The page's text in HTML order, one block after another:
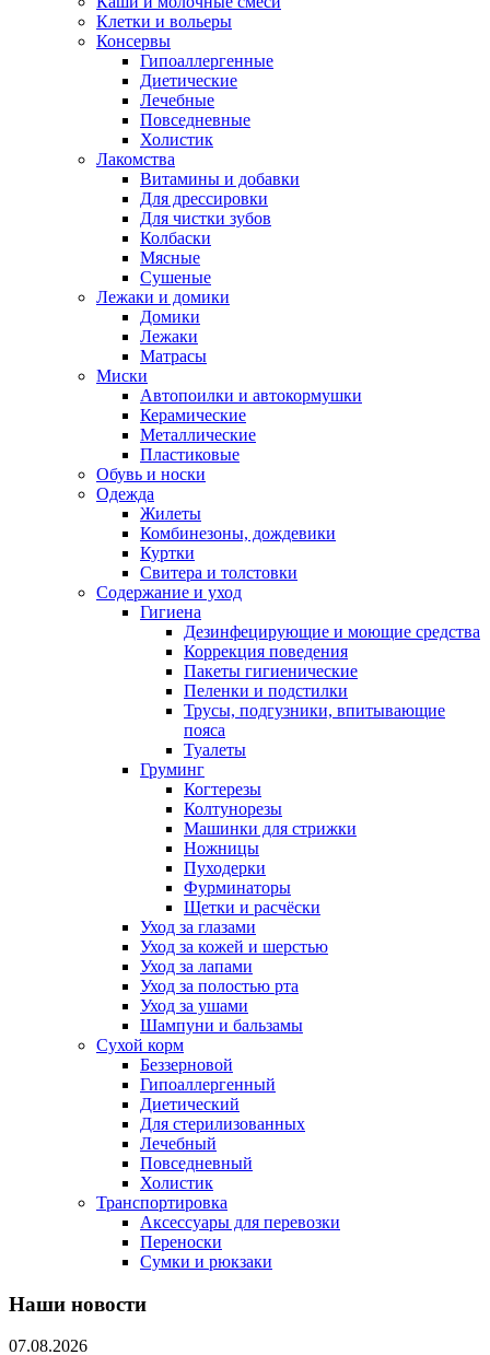
Клетки и вольеры
Консервы
Гипоаллергенные
Диетические
Лечебные
Повседневные
Холистик
Лакомства
Витамины и добавки
Для дрессировки
Для чистки зубов
Колбаски
Мясные
Сушеные
Лежаки и домики
Домики
Лежаки
Матрасы
Миски
Автопоилки и автокормушки
Керамические
Металлические
Пластиковые
Обувь и носки
Одежда
Жилеты
Комбинезоны, дождевики
Куртки
Свитера и толстовки
Содержание и уход
Гигиена
Дезинфецирующие и моющие средства
Коррекция поведения
Пакеты гигиенические
Пеленки и подстилки
Трусы, подгузники, впитывающие
пояса
Туалеты
Груминг
Когтерезы
Колтунорезы
Машинки для стрижки
Ножницы
Пуходерки
Фурминаторы
Щетки и расчёски
Уход за глазами
Уход за кожей и шерстью
Уход за лапами
Уход за полостью рта
Уход за ушами
Шампуни и бальзамы
Сухой корм
Беззерновой
Гипоаллергенный
Диетический
Для стерилизованных
Лечебный
Повседневный
Холистик
Транспортировка
Аксессуары для перевозки
Переноски
Сумки и рюкзаки
Наши новости
07.08.2026